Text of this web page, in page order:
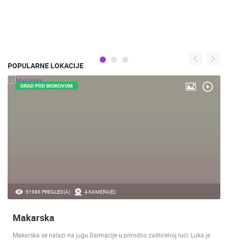
POPULARNE LOKACIJE
51986 PREGLED(A) 4 KAMERA(E)
GRAD POD BIOKOVOM
Makarska
Makarska se nalazi na jugu Dalmacije u prirodno zaštićenoj luci. Luka je